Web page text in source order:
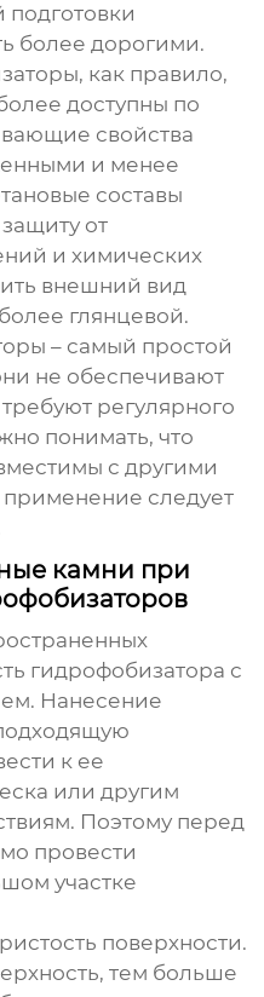
подготовки
более дорогими.
, как правило,
доступны по
свойства
и менее
составы
от
и химических
внешний вид
глянцевой.
– самый простой
не обеспечивают
регулярного
понимать, что
с другими
следует
камни при
гидрофобизатора с
Нанесение
к ее
или другим
Поэтому перед
провести
участке
поверхности.
тем больше